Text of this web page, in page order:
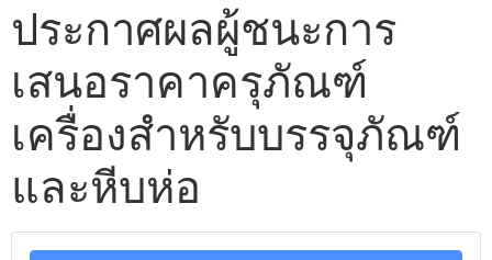
ประกาศผลผู้ชนะการ
เสนอราคาครุภัณฑ์
เครื่องสำหรับบรรจุภัณฑ์
และหีบห่อ